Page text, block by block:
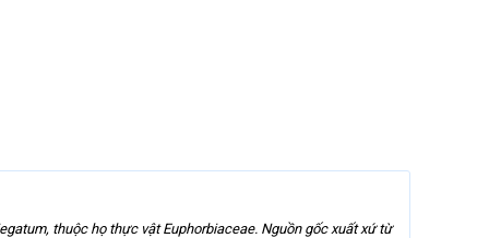
thuộc họ thực vật Euphorbiaceae. Nguồn gốc xuất xứ từ